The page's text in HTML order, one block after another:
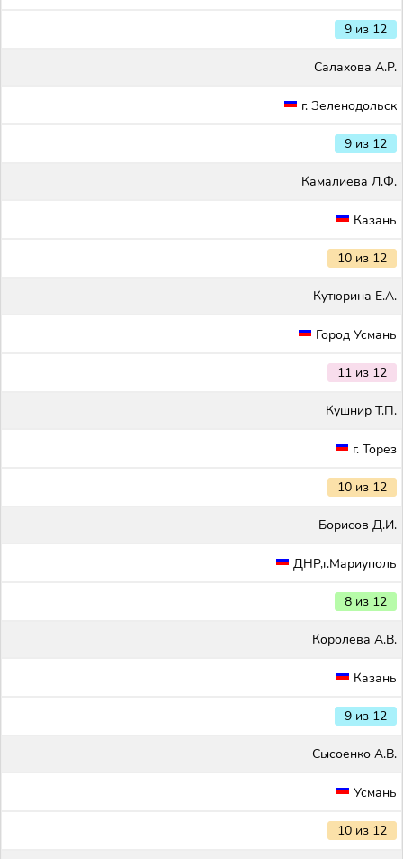
9 из 12
Салахова А.Р.
г. Зеленодольск
9 из 12
Камалиева Л.Ф.
Казань
10 из 12
Кутюрина Е.А.
Город Усмань
11 из 12
Кушнир Т.П.
г. Торез
10 из 12
Борисов Д.И.
ДНР,г.Мариуполь
8 из 12
Королева А.В.
Казань
9 из 12
Сысоенко А.В.
Усмань
10 из 12